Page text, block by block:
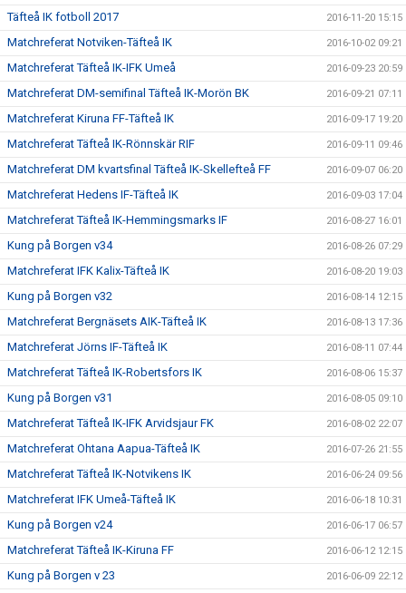
Täfteå IK fotboll 2017 2016-11-20 15:15
Matchreferat Notviken-Täfteå IK 2016-10-02 09:21
Matchreferat Täfteå IK-IFK Umeå 2016-09-23 20:59
Matchreferat DM-semifinal Täfteå IK-Morön BK 2016-09-21 07:11
Matchreferat Kiruna FF-Täfteå IK 2016-09-17 19:20
Matchreferat Täfteå IK-Rönnskär RIF 2016-09-11 09:46
Matchreferat DM kvartsfinal Täfteå IK-Skellefteå FF 2016-09-07 06:20
Matchreferat Hedens IF-Täfteå IK 2016-09-03 17:04
Matchreferat Täfteå IK-Hemmingsmarks IF 2016-08-27 16:01
Kung på Borgen v34 2016-08-26 07:29
Matchreferat IFK Kalix-Täfteå IK 2016-08-20 19:03
Kung på Borgen v32 2016-08-14 12:15
Matchreferat Bergnäsets AIK-Täfteå IK 2016-08-13 17:36
Matchreferat Jörns IF-Täfteå IK 2016-08-11 07:44
Matchreferat Täfteå IK-Robertsfors IK 2016-08-06 15:37
Kung på Borgen v31 2016-08-05 09:10
Matchreferat Täfteå IK-IFK Arvidsjaur FK 2016-08-02 22:07
Matchreferat Ohtana Aapua-Täfteå IK 2016-07-26 21:55
Matchreferat Täfteå IK-Notvikens IK 2016-06-24 09:56
Matchreferat IFK Umeå-Täfteå IK 2016-06-18 10:31
Kung på Borgen v24 2016-06-17 06:57
Matchreferat Täfteå IK-Kiruna FF 2016-06-12 12:15
Kung på Borgen v 23 2016-06-09 22:12